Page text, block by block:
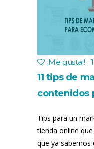
¡Me gusta!! 1
11 tips de
contenidos
Tips para un
tienda online
que ya sabemos